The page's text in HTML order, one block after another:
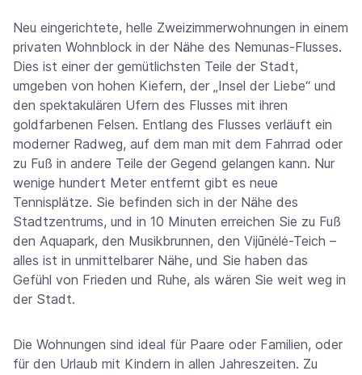
Neu eingerichtete, helle Zweizimmerwohnungen in einem
privaten Wohnblock in der Nähe des Nemunas-Flusses.
Dies ist einer der gemütlichsten Teile der Stadt,
umgeben von hohen Kiefern, der „Insel der Liebe“ und
den spektakulären Ufern des Flusses mit ihren
goldfarbenen Felsen. Entlang des Flusses verläuft ein
moderner Radweg, auf dem man mit dem Fahrrad oder
zu Fuß in andere Teile der Gegend gelangen kann. Nur
wenige hundert Meter entfernt gibt es neue
Tennisplätze. Sie befinden sich in der Nähe des
Stadtzentrums, und in 10 Minuten erreichen Sie zu Fuß
den Aquapark, den Musikbrunnen, den Vijūnėlė-Teich –
alles ist in unmittelbarer Nähe, und Sie haben das
Gefühl von Frieden und Ruhe, als wären Sie weit weg in
der Stadt.
Die Wohnungen sind ideal für Paare oder Familien, oder
für den Urlaub mit Kindern in allen Jahreszeiten. Zu